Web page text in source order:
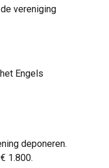
vereniging
Engels
deponeren.
1.800.